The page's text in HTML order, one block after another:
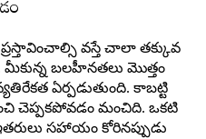
వస్తే చాలా తక్కువ
బలహీనతలు మొత్తం
ఏర్పడుతుంది. కాబట్టి
చెప్పకపోవడం మంచిది. ఒకటి
సహాయం కోరినప్పుడు